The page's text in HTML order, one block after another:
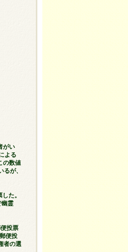
がい
よる
の数値
が、
た。
幽霊
投票
便投
者の選